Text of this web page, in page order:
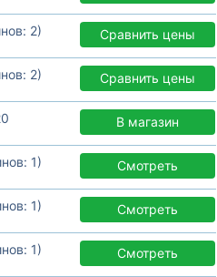
2) Сравнить цены
2) Сравнить цены
В магазин
1) Смотреть
1) Смотреть
1) Смотреть